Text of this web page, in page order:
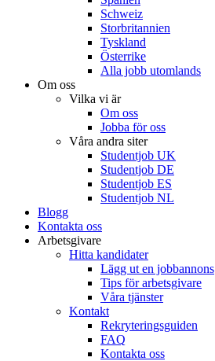
Schweiz
Storbritannien
Tyskland
Österrike
Alla jobb utomlands
Om oss
Vilka vi är
Om oss
Jobba för oss
Våra andra siter
Studentjob UK
Studentjob DE
Studentjob ES
Studentjob NL
Blogg
Kontakta oss
Arbetsgivare
Hitta kandidater
Lägg ut en jobbannons
Tips för arbetsgivare
Våra tjänster
Kontakt
Rekryteringsguiden
FAQ
Kontakta oss